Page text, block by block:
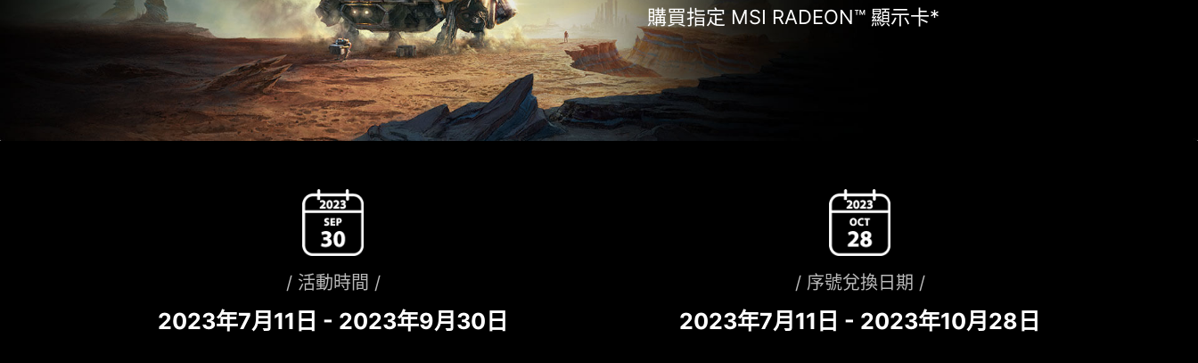
購買指定 MSI RADEON™ 顯示卡*
/ 活動時間 /
2023年7月11日 - 2023年9月30日
/ 序號兌換日期 /
2023年7月11日 - 2023年10月28日